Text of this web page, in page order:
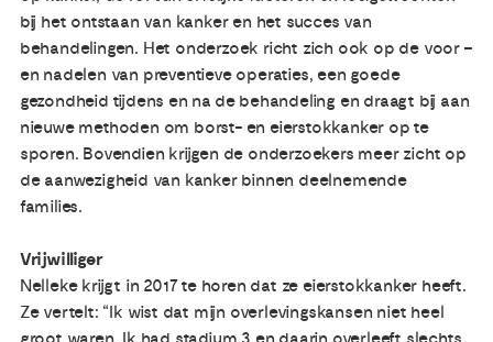
bij het ontstaan van kanker en het succes van
behandelingen. Het onderzoek richt zich ook op de voor –
en nadelen van preventieve operaties, een goede
gezondheid tijdens en na de behandeling en draagt bij aan
nieuwe methoden om borst- en eierstokkanker op te
sporen. Bovendien krijgen de onderzoekers meer zicht op
de aanwezigheid van kanker binnen deelnemende
families.
Vrijwilliger
Nelleke krijgt in 2017 te horen dat ze eierstokkanker heeft.
Ze vertelt: “Ik wist dat mijn overlevingskansen niet heel